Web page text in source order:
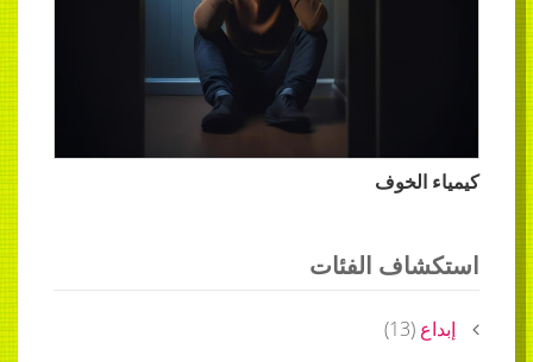
كيمياء الخوف
استكشاف الفئات
إبداع (
13
)